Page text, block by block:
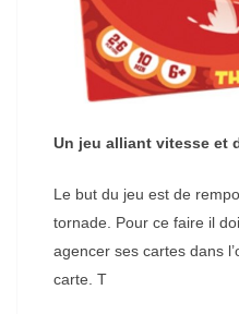
Un jeu alliant vitesse et
Le but du jeu est de
tornade. Pour ce faire il
agencer ses cartes dans
carte. T